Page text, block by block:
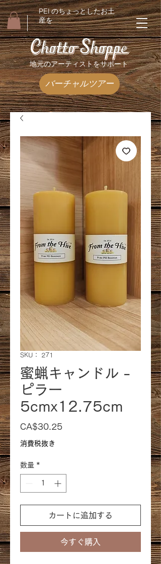
PEI のちょっとしたお土
産を
地元のアーティストをサポート
バーチャルツアー
SKU： 271
蜜蝋キャンドル -
ピラー
5cmx12.75cm
CA$30.25価
消費税抜き
数量 *
カートに追加する
今すぐ購入